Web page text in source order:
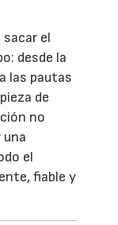
el
desde la
las pautas
de
no
el
fiable y